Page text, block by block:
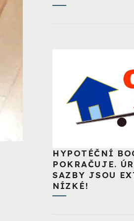
HYPOTÉČNÍ
POKRAČUJE.
SAZBY JSOU
NÍZKÉ!